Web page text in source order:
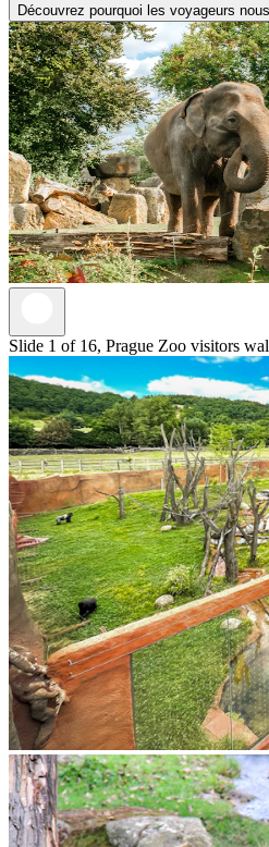
Découvrez pourquoi les voyageurs
Slide 1 of 16, Prague Zoo visitors